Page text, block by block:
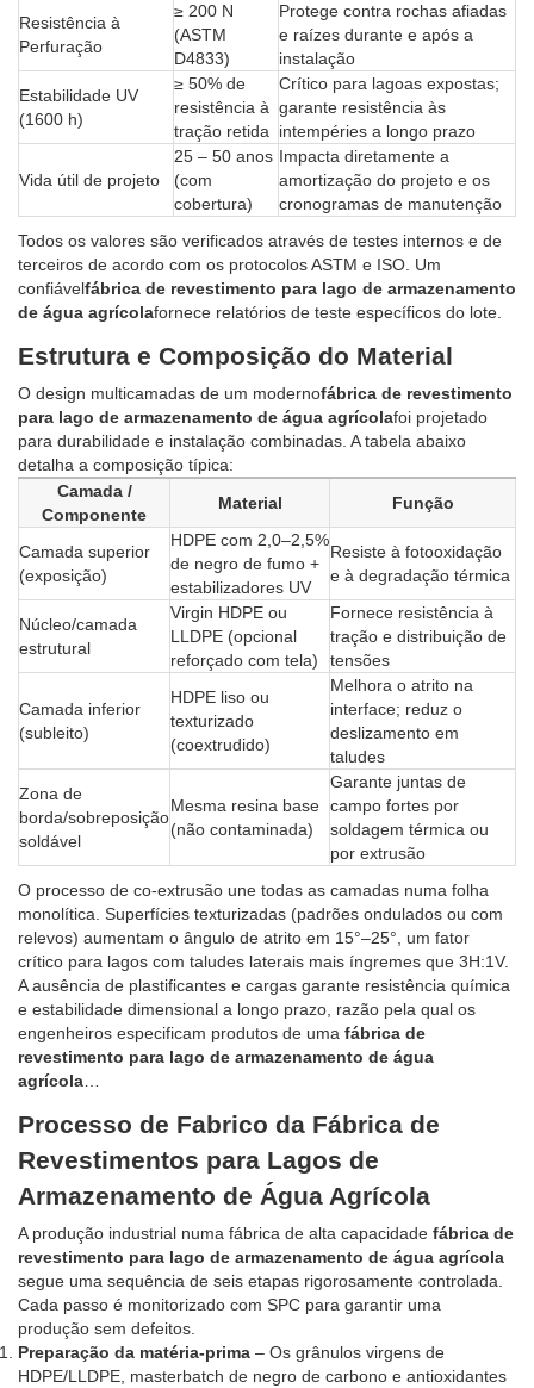
Resistência à
Perfuração
≥ 200 N
(ASTM
D4833)
Protege contra rochas afiadas
e raízes durante e após a
instalação
Estabilidade UV
(1600 h)
≥ 50% de
resistência à
tração retida
Crítico para lagoas expostas;
garante resistência às
intempéries a longo prazo
Vida útil de projeto
25 – 50 anos
(com
cobertura)
Impacta diretamente a
amortização do projeto e os
cronogramas de manutenção
Todos os valores são verificados através de testes internos e de
terceiros de acordo com os protocolos ASTM e ISO. Um
confiávelfábrica de revestimento para lago de armazenamento
de água agrícolafornece relatórios de teste específicos do lote.
Estrutura e Composição do Material
O design multicamadas de um modernofábrica de revestimento
para lago de armazenamento de água agrícolafoi projetado
para durabilidade e instalação combinadas. A tabela abaixo
detalha a composição típica:
Camada /
Componente
Material Função
Camada superior
(exposição)
HDPE com 2,0–2,5%
de negro de fumo +
estabilizadores UV
Resiste à fotooxidação
e à degradação térmica
Núcleo/camada
estrutural
Virgin HDPE ou
LLDPE (opcional
reforçado com tela)
Fornece resistência à
tração e distribuição de
tensões
Camada inferior
(subleito)
HDPE liso ou
texturizado
(coextrudido)
Melhora o atrito na
interface; reduz o
deslizamento em
taludes
Zona de
borda/sobreposição
soldável
Mesma resina base
(não contaminada)
Garante juntas de
campo fortes por
soldagem térmica ou
por extrusão
O processo de co-extrusão une todas as camadas numa folha
monolítica. Superfícies texturizadas (padrões ondulados ou com
relevos) aumentam o ângulo de atrito em 15°–25°, um fator
crítico para lagos com taludes laterais mais íngremes que 3H:1V.
A ausência de plastificantes e cargas garante resistência química
e estabilidade dimensional a longo prazo, razão pela qual os
engenheiros especificam produtos de uma fábrica de
revestimento para lago de armazenamento de água
agrícola
Processo de Fabrico da Fábrica de
Revestimentos para Lagos de
Armazenamento de Água Agrícola
A produção industrial numa fábrica de alta capacidade fábrica de
revestimento para lago de armazenamento de água agrícola
segue uma sequência de seis etapas rigorosamente controlada.
Cada passo é monitorizado com SPC para garantir uma
produção sem defeitos.
Preparação da matéria-prima – Os grânulos virgens de
HDPE/LLDPE, masterbatch de negro de carbono e antioxidantes